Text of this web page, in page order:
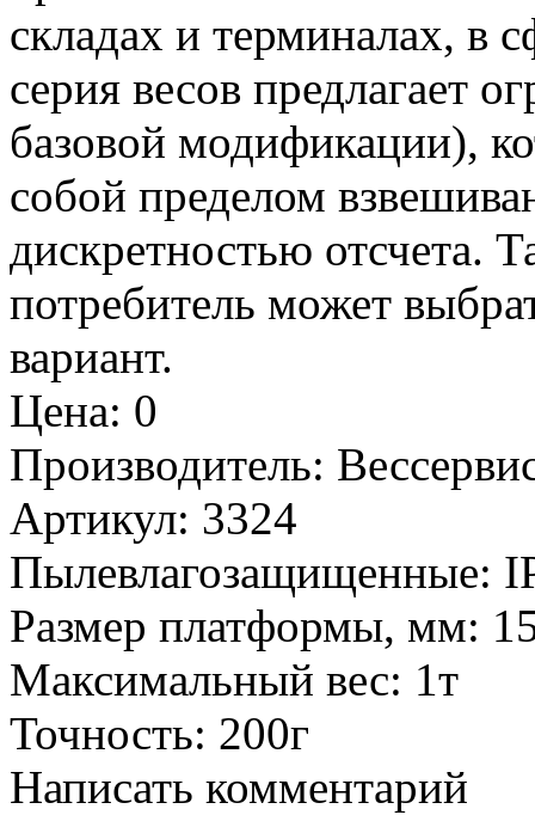
складах и терминалах, в
серия весов предлагает
базовой модификации),
собой пределом
дискретностью отсчета.
потребитель может
вариант.
Цена: 0
Производитель:
Артикул: 3324
Пылевлагозащищенные:
Размер платформы, мм:
Максимальный вес: 1т
Точность: 200г
Написать комментарий